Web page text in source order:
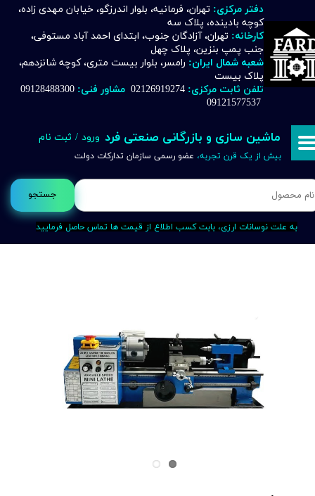
جستجو
دفتر مرکزی: تهران، فرمانیه، بلوار اندرزگو، خیابان مهدی زاده،
کوچه بادینده، پلاک سه
کارخانه: تهران، آزادگان جنوب، ابتدای احمد آباد مستوفی،
جنب پمپ بنزین، پلاک چهل
شعبه شمال ایران: رامسر، بلوار بیست متری، کوچه شانزدهم،
پلاک بیست
تلفن ثابت مرکزی: 02126919274 مشاور فنی:
09121577537
ماشین سازی و بازرگانی صنعتی فرد
بیش از یک قرن تجربه، عضو رسمی سازمان تدارکات دولت
ورود / ثبت نام
حساب کاربری من
تغییر گذر واژه
خروج از حساب کاربری
به علت نوسانات ارزی، بابت کسب اطلاع از قیمت ها تماس حاصل فرمایید